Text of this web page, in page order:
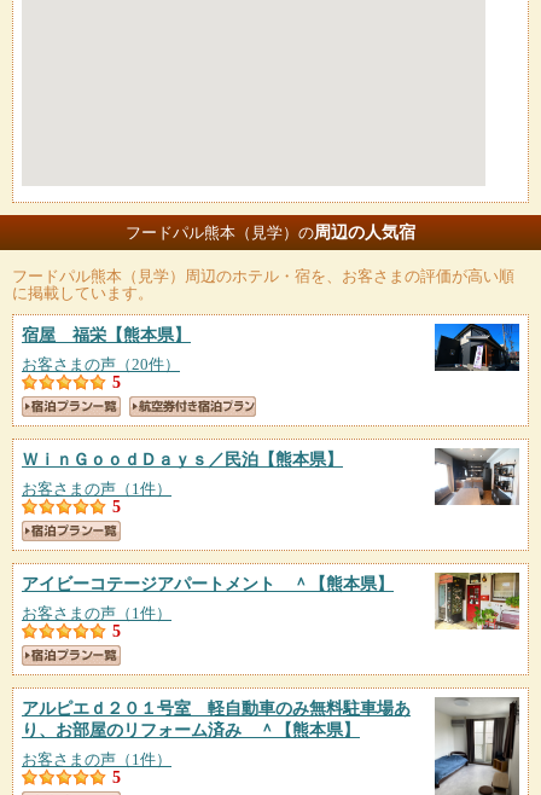
フードパル熊本（見学）の周辺の人気宿
フードパル熊本（見学） 周辺のホテル・宿を、お客さまの評価が高い順
に掲載しています。
宿屋 福栄 【熊本県】
お客さまの声（20件）
5
ＷｉｎＧｏｏｄＤａｙｓ／民泊 【熊本県】
お客さまの声（1件）
5
アイビーコテージアパートメント ＾ 【熊本県】
お客さまの声（1件）
5
アルピエｄ２０１号室 軽自動車のみ無料駐車場あ
り、お部屋のリフォーム済み ＾
【熊本県】
お客さまの声（1件）
5